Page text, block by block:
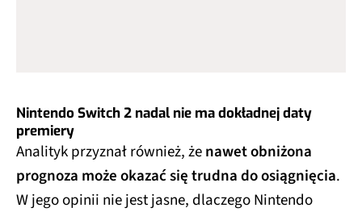
Nintendo Switch 2 nadal nie ma dokładnej daty
premiery
Analityk przyznał również, żenawet obniżona
prognoza może okazać się trudna do osiągnięcia.
W jego opinii nie jest jasne, dlaczego Nintendo